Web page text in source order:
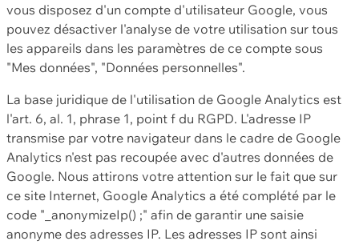
vous disposez d'un compte d'utilisateur Google, vous
pouvez désactiver l'analyse de votre utilisation sur tous
les appareils dans les paramètres de ce compte sous
"Mes données", "Données personnelles".
La base juridique de l'utilisation de Google Analytics est
l'art. 6, al. 1, phrase 1, point f du RGPD. L'adresse IP
transmise par votre navigateur dans le cadre de Google
Analytics n'est pas recoupée avec d'autres données de
Google. Nous attirons votre attention sur le fait que sur
ce site Internet, Google Analytics a été complété par le
code "_anonymizeIp() ;" afin de garantir une saisie
anonyme des adresses IP. Les adresses IP sont ainsi